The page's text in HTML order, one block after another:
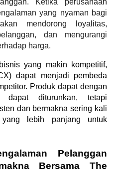
Ketika perusahaan
yang nyaman bagi
mendorong loyalitas,
dan mengurangi
harga.
dapat menjadi pembeda
Produk dapat dengan
diturunkan, tetapi
dan bermakna sering kali
yang lebih panjang untuk
Pelanggan
Bersama The